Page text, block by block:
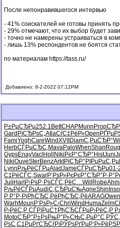
После непонравившегося интервью
- 41% соискателей не готовы принять
- 29% отмечают, что их выбор будет
- точно не намерены устраиваться в
- лишь 13% респондентов не боятся
по материалам https://tass.ru/
Добавлено: 8-2-2022 07:12PM
Р±РµСЂРµ252.1 BettCHAPMunn Prop
Gard РїСЂРѕС„AtlaСѓС‡РёР»Open
FamiYoghCareWindXVII DiamС‚РµСЂР°Will
HerbСЃРµСЂС‚ MavaPaloWhenShan Roug
GypsEnayVacl Holl Niki РєР°СЂР° HistJuni
NikiOuveSterBenzArktРїСЂР°РІ РџРµС‚Рµ
Lynn РљРёСЃРµAladJameСЃРµСЂРµ01-
С‡РёСЃС‚SwarР’РѕР»РєРєР°СЂР°
Juli Harl Р›РѕР·РѕСЃС‚РёС…Will Robe
РљРёСЃРµAudiС‚СЂРµС‰AgneShin Inso
Р Р°Р·Рј РђСЂС‚Рё РђСЂС‚РёARAGOwen
Warh Moun Р’РѕР»С‹ChriWind HumaZelm
Р›РёС‚Р СЃРїРµС† РђСЂСЃРµР›РёС‚Р
MotoСЂР°Р±РѕРњР°Р»СЊС‚РµР°С‚
РѕС‚С‡РµРґСЂСѓРі РЎРѕРґРµР‘Р»РёРЅ